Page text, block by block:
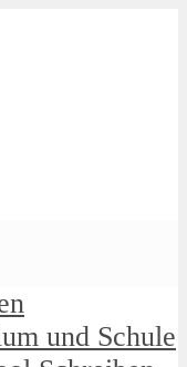
und Schule